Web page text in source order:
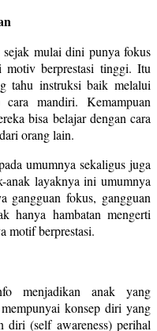
mulai dini punya fokus
motiv berprestasi tinggi. Itu
tahu instruksi baik melalui
cara mandiri. Kemampuan
bisa belajar dengan cara
orang lain.
umumnya sekaligus juga
anak layaknya ini umumnya
gangguan fokus, gangguan
hanya hambatan mengerti
motif berprestasi.
menjadikan anak yang
konsep diri yang
diri (self awareness) perihal